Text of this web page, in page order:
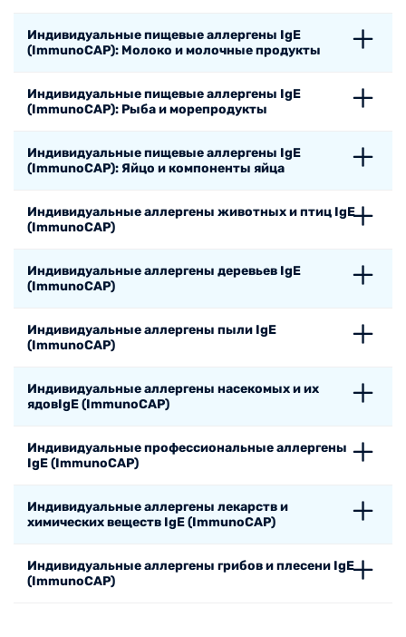
Индивидуальные пищевые аллергены IgE
(ImmunoCAP): Молоко и молочные продукты
Индивидуальные пищевые аллергены IgE
(ImmunoCAP): Рыба и морепродукты
Индивидуальные пищевые аллергены IgE
(ImmunoCAP): Яйцо и компоненты яйца
Индивидуальные аллергены животных и птиц IgE
(ImmunoCAP)
Индивидуальные аллергены деревьев IgE
(ImmunoCAP)
Индивидуальные аллергены пыли IgE
(ImmunoCAP)
Индивидуальные аллергены насекомых и их
ядовIgE (ImmunoCAP)
Индивидуальные профессиональные аллергены
IgE (ImmunoCAP)
Индивидуальные аллергены лекарств и
химических веществ IgE (ImmunoCAP)
Индивидуальные аллергены грибов и плесени IgE
(ImmunoCAP)